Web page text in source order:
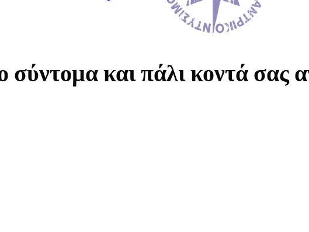
και πάλι κοντά σας